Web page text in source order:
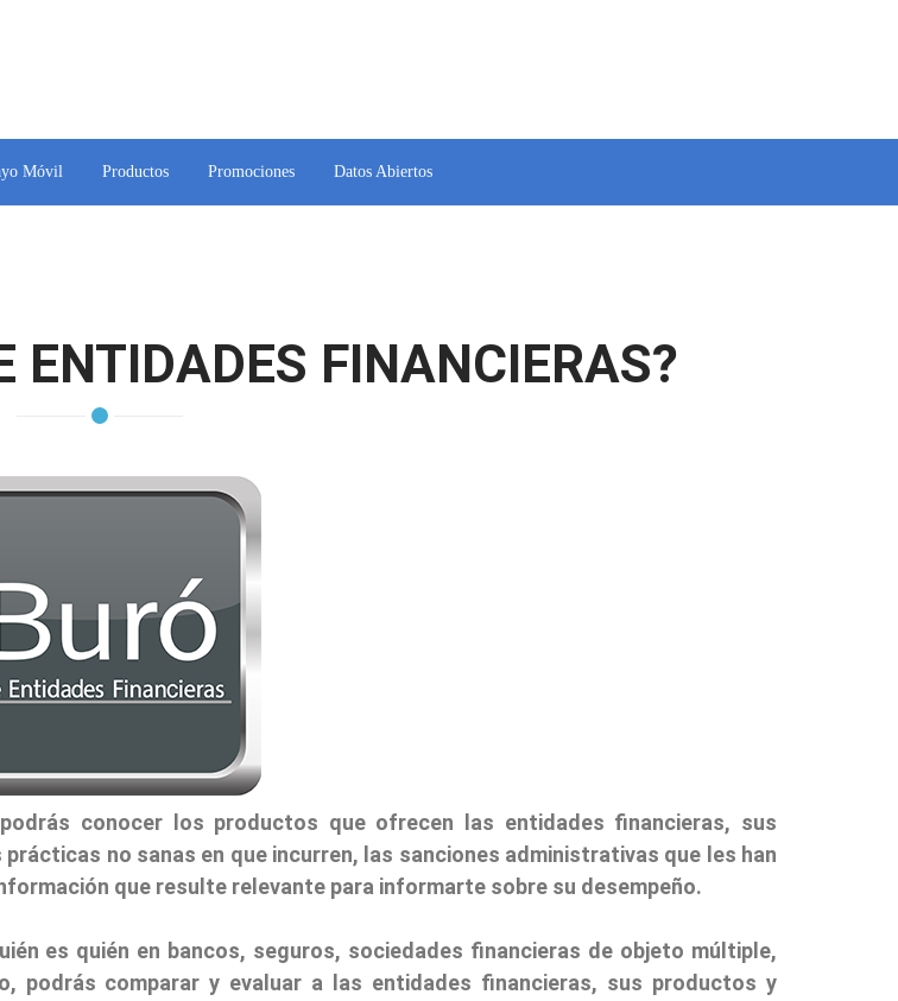
Móvil Productos Promociones Datos Abiertos
ENTIDADES FINANCIERAS?
conocer los productos que ofrecen las entidades financieras, sus
no sanas en que incurren, las sanciones administrativas que les han
que resulte relevante para informarte sobre su desempeño.
es quién en bancos, seguros, sociedades financieras de objeto múltiple,
podrás comparar y evaluar a las entidades financieras, sus productos y